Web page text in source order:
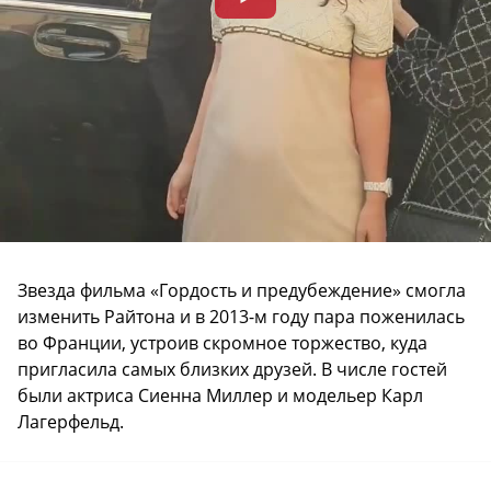
Звезда фильма «Гордость и предубеждение» смогла
изменить Райтона и в 2013-м году пара поженилась
во Франции, устроив скромное торжество, куда
пригласила самых близких друзей. В числе гостей
были актриса Сиенна Миллер и модельер Карл
Лагерфельд.